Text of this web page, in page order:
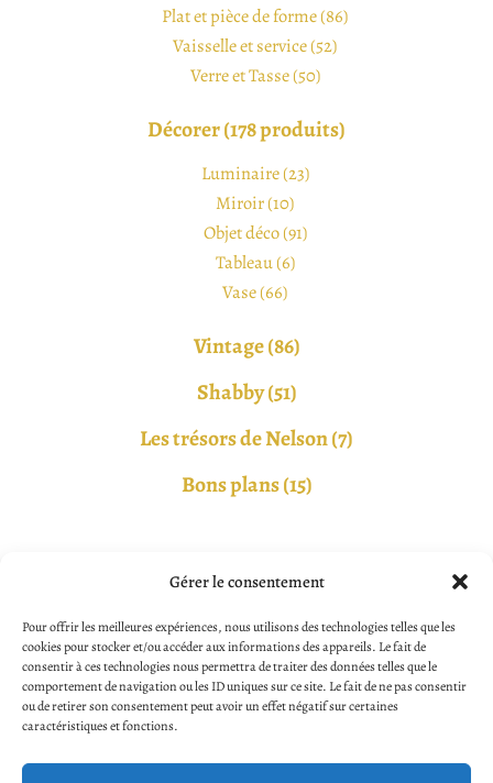
Gérer le consentement
Pour offrir les meilleures expériences, nous utilisons des technologies telles que les
cookies pour stocker et/ou accéder aux informations des appareils. Le fait de
consentir à ces technologies nous permettra de traiter des données telles que le
comportement de navigation ou les ID uniques sur ce site. Le fait de ne pas consentir
ou de retirer son consentement peut avoir un effet négatif sur certaines
caractéristiques et fonctions.
Plat et pièce de forme (86)
Vaisselle et service (52)
Verre et Tasse (50)
Décorer (178 produits)
Luminaire (23)
Miroir (10)
Objet déco (91)
Tableau (6)
Vase (66)
Vintage (86)
Shabby (51)
Les trésors de Nelson (7)
Bons plans (15)
Les greniers de Lily
Suivez-nous sur les réseaux sociaux pour accéder en
exclusivité à nos objets!